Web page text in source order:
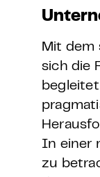
Mit dem
sich die
In einer
zu